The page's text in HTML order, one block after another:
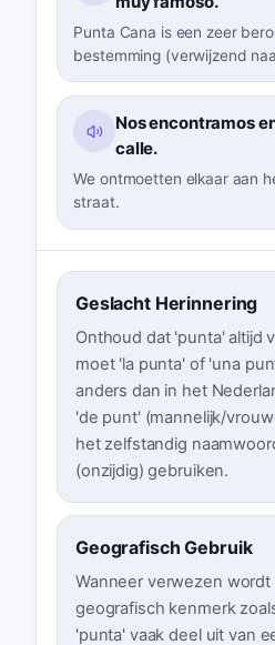
Punta Cana is een zeer
bestemming (verwijzend
Nos encontramos
calle.
We ontmoetten elkaar aan
straat.
Geslacht Herinnering
Onthoud dat 'punta' altijd
moet 'la punta' of 'una
anders dan in het
'de punt' (mannelijk/
het zelfstandig
(onzijdig) gebruiken.
Geografisch Gebruik
Wanneer verwezen wordt
geografisch kenmerk
'punta' vaak deel uit van